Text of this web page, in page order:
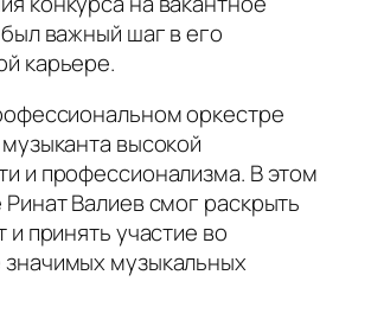
важный шаг в его
карьере.
оркестре
высокой
и профессионализма. В этом
Ринат Валиев смог раскрыть
и принять участие во
музыкальных